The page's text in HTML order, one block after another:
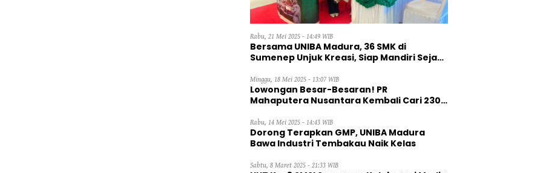
Rabu, 21 Mei 2025 - 14:49 WIB
Bersama UNIBA Madura, 36 SMK di
Sumenep Unjuk Kreasi, Siap Mandiri Sejak
Minggu, 18 Mei 2025 - 13:07 WIB
Lowongan Besar-Besaran! PR
Mahaputera Nusantara Kembali Cari 230
Rabu, 14 Mei 2025 - 14:43 WIB
Dorong Terapkan GMP, UNIBA Madura
Bawa Industri Tembakau Naik Kelas
Sabtu, 8 Maret 2025 - 21:33 WIB